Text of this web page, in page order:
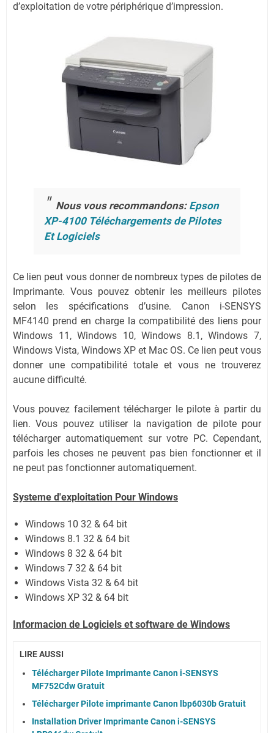
d’exploitation de votre périphérique d’impression.
Nous vous recommandons: Epson
XP-4100 Téléchargements de Pilotes
Et Logiciels
Ce lien peut vous donner de nombreux types de pilotes de
Imprimante. Vous pouvez obtenir les meilleurs pilotes
selon les spécifications d’usine. Canon i-SENSYS
MF4140 prend en charge la compatibilité des liens pour
Windows 11, Windows 10, Windows 8.1, Windows 7,
Windows Vista, Windows XP et Mac OS. Ce lien peut vous
donner une compatibilité totale et vous ne trouverez
aucune difficulté.
Vous pouvez facilement télécharger le pilote à partir du
lien. Vous pouvez utiliser la navigation de pilote pour
télécharger automatiquement sur votre PC. Cependant,
parfois les choses ne peuvent pas bien fonctionner et il
ne peut pas fonctionner automatiquement.
Systeme d'exploitation Pour Windows
Windows 10 32 & 64 bit
Windows 8.1 32 & 64 bit
Windows 8 32 & 64 bit
Windows 7 32 & 64 bit
Windows Vista 32 & 64 bit
Windows XP 32 & 64 bit
Informacion de Logiciels et software de Windows
LIRE AUSSI
Télécharger Pilote Imprimante Canon i-SENSYS
MF752Cdw Gratuit
Télécharger Pilote imprimante Canon lbp6030b Gratuit
Installation Driver Imprimante Canon i-SENSYS